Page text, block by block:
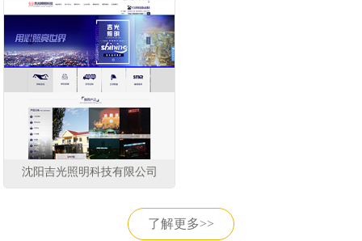
沈阳吉光照明科技有限公司
了解更多>>